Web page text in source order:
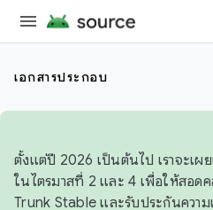
เอกสารประกอบ
ตั้งแต่ปี 2026 เป็นต้นไป เราจะเผ
ในไตรมาสที่ 2 และ 4 เพื่อให้สอด
Trunk Stable และรับประกันควา